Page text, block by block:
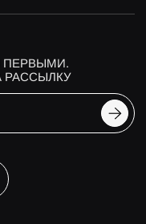
ПЕРВЫМИ.
РАССЫЛКУ